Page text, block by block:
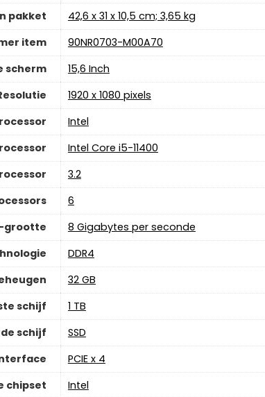
pakket
‎42,6 x 31 x 10,5 cm; 3,65 kg
item
‎90NR0703-M00A70
scherm
‎15,6 Inch
‎1920 x 1080 pixels
‎Intel
‎Intel Core i5-11400
‎3.2
‎6
grootte
‎8 Gigabytes per seconde
‎DDR4
‎32 GB
schijf
‎1 TB
schijf
‎SSD
‎PCIE x 4
chipset
‎Intel